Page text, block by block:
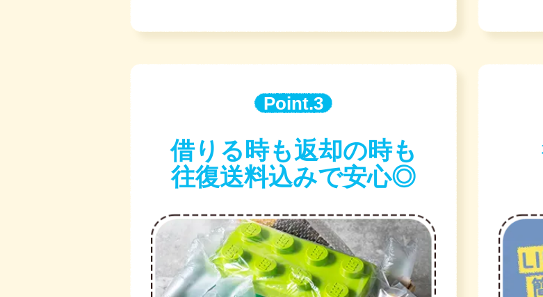
Point.3
借りる時も返却の時も
往復送料込みで安心◎